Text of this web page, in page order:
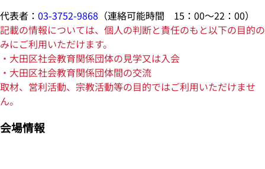
代表者： 03-3752-9868 （連絡可能時間 15：00～22：00）
記載の情報については、個人の判断と責任のもと以下の目的の
みにご利用いただけます。
・大田区社会教育関係団体の見学又は入会
・大田区社会教育関係団体間の交流
取材、営利活動、宗教活動等の目的ではご利用いただけませ
ん。
会場情報